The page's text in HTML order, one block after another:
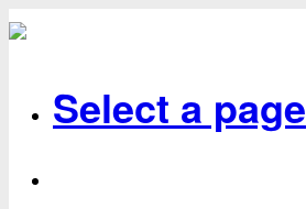
Select a page